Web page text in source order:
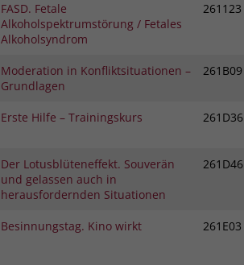
FASD. Fetale
Alkoholspektrumstörung / Fetales
Alkoholsyndrom
261123
Moderation in Konfliktsituationen –
Grundlagen
261B09
Erste Hilfe – Trainingskurs 261D36
Der Lotusblüteneffekt. Souverän
und gelassen auch in
herausfordernden Situationen
261D46
Besinnungstag. Kino wirkt 261E03